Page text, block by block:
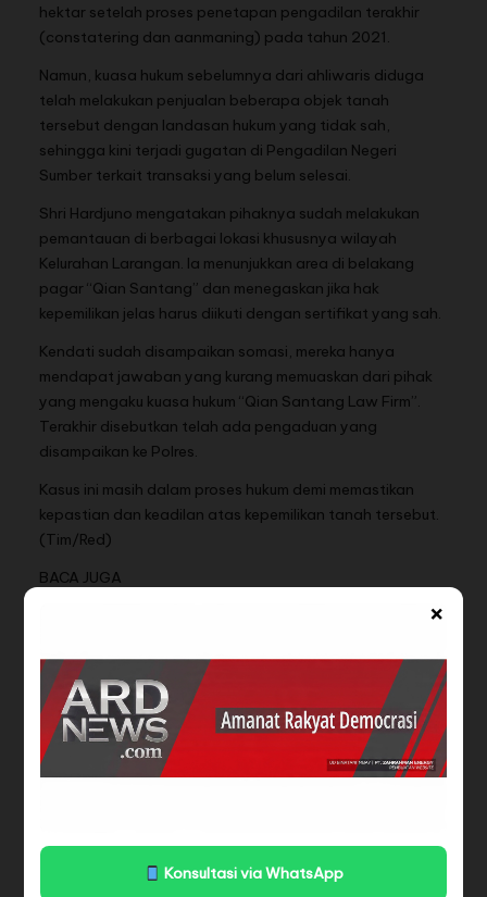
×
Konsultasi via WhatsApp
hektar setelah proses penetapan pengadilan terakhir
(constatering dan aanmaning) pada tahun 2021.
Namun, kuasa hukum sebelumnya dari ahliwaris diduga
telah melakukan penjualan beberapa objek tanah
tersebut dengan landasan hukum yang tidak sah,
sehingga kini terjadi gugatan di Pengadilan Negeri
Sumber terkait transaksi yang belum selesai.
Shri Hardjuno mengatakan pihaknya sudah melakukan
pemantauan di berbagai lokasi khususnya wilayah
Kelurahan Larangan. Ia menunjukkan area di belakang
pagar “Qian Santang” dan menegaskan jika hak
kepemilikan jelas harus diikuti dengan sertifikat yang sah.
Kendati sudah disampaikan somasi, mereka hanya
mendapat jawaban yang kurang memuaskan dari pihak
yang mengaku kuasa hukum “Qian Santang Law Firm”.
Terakhir disebutkan telah ada pengaduan yang
disampaikan ke Polres.
Kasus ini masih dalam proses hukum demi memastikan
kepastian dan keadilan atas kepemilikan tanah tersebut.
(Tim/Red)
BACA JUGA
KERUNTUHAN PROFESI
ADVOKAT' :
Kriminalisasi Advokat…
Advokat Jakarta Ini
Tawarkan Model
Perlindungan…